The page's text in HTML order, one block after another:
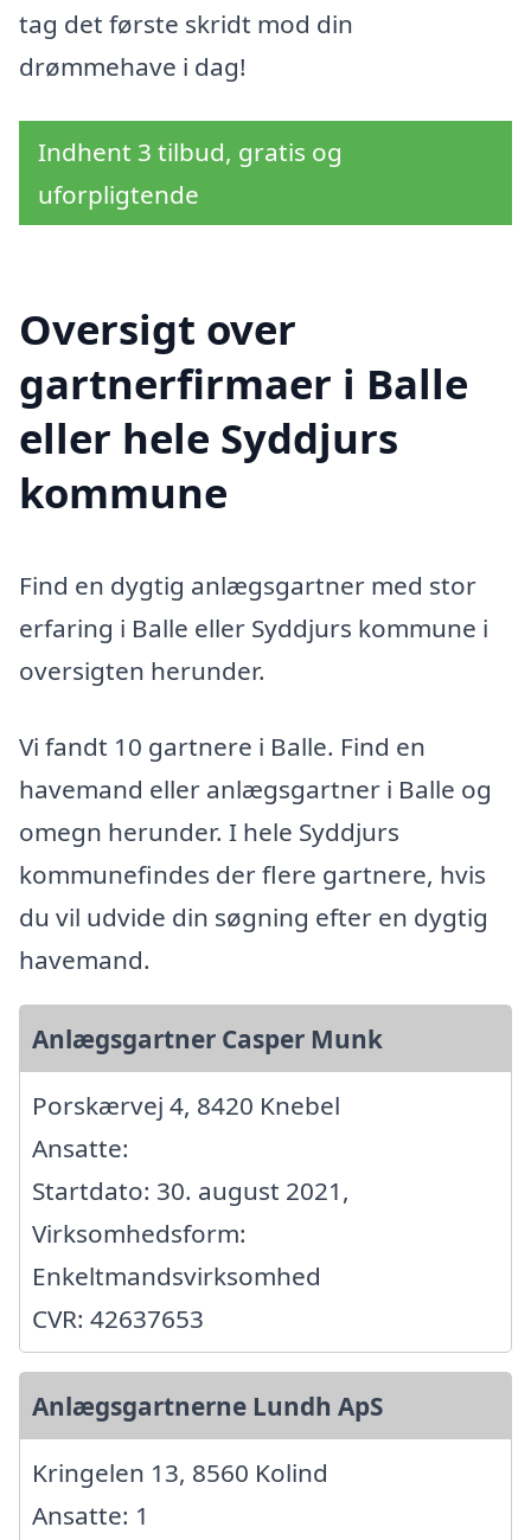
tag det første skridt mod din
drømmehave i dag!
Indhent 3 tilbud, gratis og
uforpligtende
Oversigt over
gartnerfirmaer i Balle
eller hele Syddjurs
kommune
Find en dygtig anlægsgartner med stor
erfaring i Balle eller Syddjurs kommune i
oversigten herunder.
Vi fandt 10 gartnere i Balle. Find en
havemand eller anlægsgartner i Balle og
omegn herunder. I hele Syddjurs
kommunefindes der flere gartnere, hvis
du vil udvide din søgning efter en dygtig
havemand.
Anlægsgartner Casper Munk
Porskærvej 4, 8420 Knebel
Ansatte:
Startdato: 30. august 2021,
Virksomhedsform:
Enkeltmandsvirksomhed
CVR: 42637653
Anlægsgartnerne Lundh ApS
Kringelen 13, 8560 Kolind
Ansatte: 1